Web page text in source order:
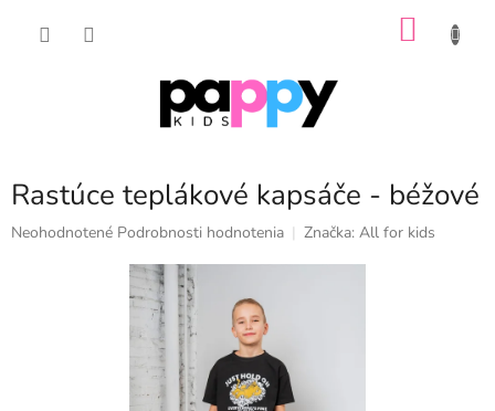
Rastúce teplákové kapsáče - béžové
Priemerné
Neohodnotené Podrobnosti hodnotenia Značka: All for kids